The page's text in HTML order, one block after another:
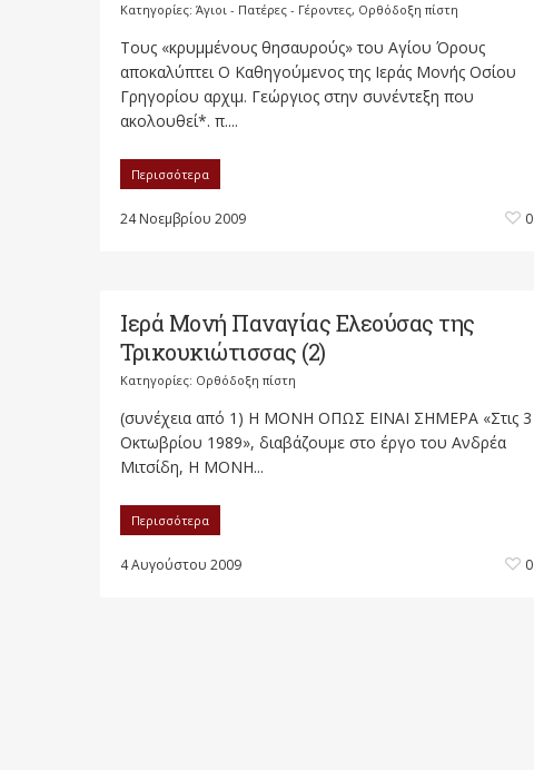
Κατηγορίες: Άγιοι - Πατέρες - Γέροντες, Ορθόδοξη πίστη
Τους «κρυμμένους θησαυρούς» του Αγίου Όρους
αποκαλύπτει Ο Καθηγούμενος της Ιεράς Μονής Οσίου
Γρηγορίου αρχιμ. Γεώργιος στην συνέντεξη που
ακολουθεί*. π....
Περισσότερα
24 Νοεμβρίου 2009 0
Ιερά Μονή Παναγίας Ελεούσας της
Τρικουκιώτισσας (2)
Κατηγορίες: Ορθόδοξη πίστη
(συνέχεια από 1) Η ΜΟΝΗ ΟΠΩΣ ΕΙΝΑΙ ΣΗΜΕΡΑ «Στις 3
Οκτωβρίου 1989», διαβάζουμε στο έργο του Ανδρέα
Μιτσίδη, Η ΜΟΝΗ...
Περισσότερα
4 Αυγούστου 2009 0